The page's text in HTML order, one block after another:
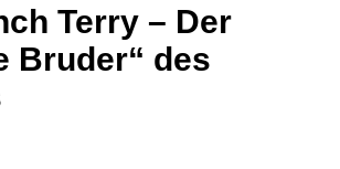
Terry – Der
Bruder“ des